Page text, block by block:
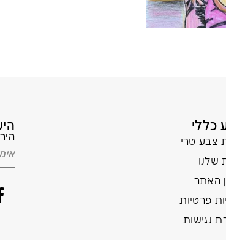
כללי
צבע טרי
שלנו
האתר
פרטיות
נגישות